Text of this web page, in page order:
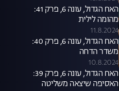
האח הגדול, עונה 6, פרק 41:
מהומה לילית
11.8.2024
האח הגדול, עונה 6, פרק 40:
משדר הדחה
10.8.2024
האח הגדול, עונה 6, פרק 39:
האסיפה שיצאה משליטה